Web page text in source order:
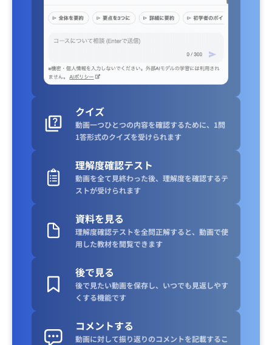
クイズ
動画一つひとつの内容を確認するために、1問
1答形式のクイズを受けられます
理解度確認テスト
動画を全て見終わった後、理解度を確認するテ
ストが受けられます
資料を見る
理解度確認テストを全問正解すると、動画で使
用した教材を閲覧できます
後で見る
後で見たい動画を保存し、いつでも見返しやす
くする機能です
コメントする
動画に対して振り返りのコメントを記載するこ